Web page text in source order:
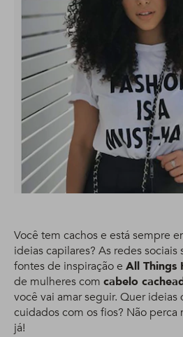
Você tem cachos e está sempre
ideias capilares? As redes sociais
fontes de inspiração e All Things
de mulheres com cabelo
você vai amar seguir. Quer
cuidados com os fios? Não
já!